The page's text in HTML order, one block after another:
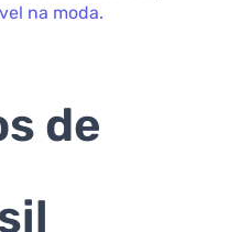
na moda.
de